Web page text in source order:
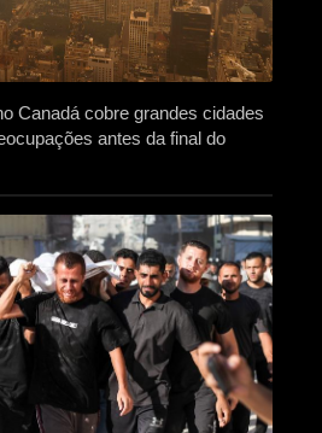
Canadá cobre grandes cidades
antes da final do